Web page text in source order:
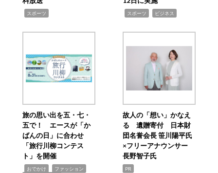
スポーツ スポーツ ビジネス
旅の思い出を五・七・
五で！ エースが「か
ばんの日」に合わせ
「旅行川柳コンテス
ト」を開催
おでかけ ファッション
故人の「想い」かなえ
る 遺贈寄付 日本財
団名誉会長 笹川陽平氏
×フリーアナウンサー
長野智子氏
PR